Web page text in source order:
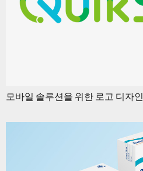
모바일 솔루션을 위한 로고 디자인